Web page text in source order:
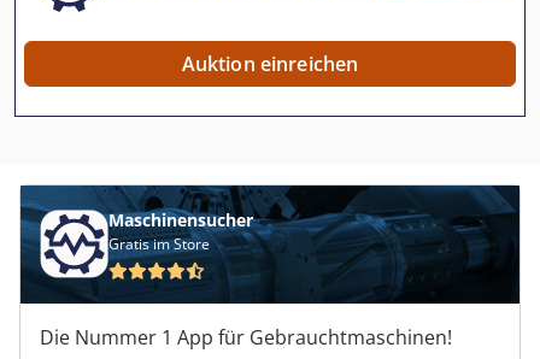
Auktion einreichen
Maschinensucher
Gratis im Store
Die Nummer 1 App für Gebrauchtmaschinen!